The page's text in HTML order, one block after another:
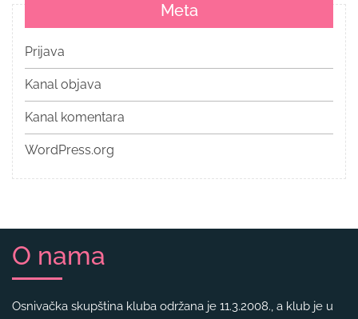
Meta
Prijava
Kanal objava
Kanal komentara
WordPress.org
O nama
Osnivačka skupština kluba održana je 11.3.2008., a klub je u